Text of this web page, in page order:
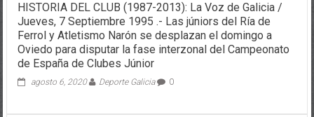
HISTORIA DEL CLUB (1987-2013): La Voz de Galicia /
Jueves, 7 Septiembre 1995 .- Las júniors del Ría de
Ferrol y Atletismo Narón se desplazan el domingo a
Oviedo para disputar la fase interzonal del Campeonato
de España de Clubes Júnior
agosto 6, 2020 Deporte Galicia 0